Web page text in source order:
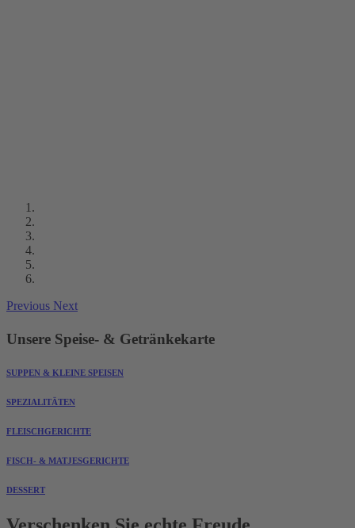
Previous Next
Unsere Speise- & Getränkekarte
SUPPEN & KLEINE SPEISEN
SPEZIALITÄTEN
FLEISCHGERICHTE
FISCH- & MATJESGERICHTE
DESSERT